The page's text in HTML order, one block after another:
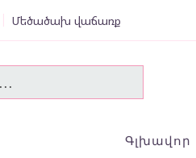
Մեծածախ վաճառք
Գլխավոր